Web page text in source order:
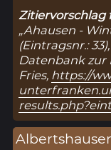
Zitiervorschlag
„Ahausen -
(Eintragsnr.:
Datenbank zur
Fries, https://